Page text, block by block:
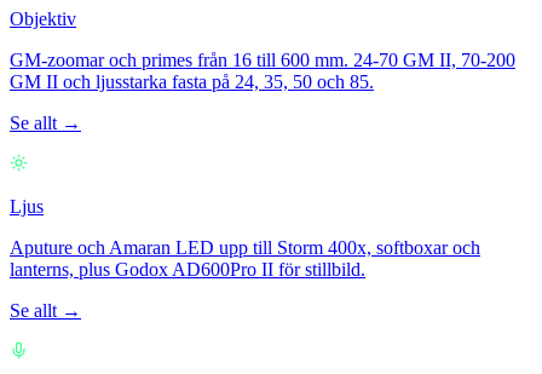
Objektiv
GM-zoomar och primes från 16 till 600 mm. 24-70 GM II, 70-200
GM II och ljusstarka fasta på 24, 35, 50 och 85.
Se allt →
Ljus
Aputure och Amaran LED upp till Storm 400x, softboxar och
lanterns, plus Godox AD600Pro II för stillbild.
Se allt →